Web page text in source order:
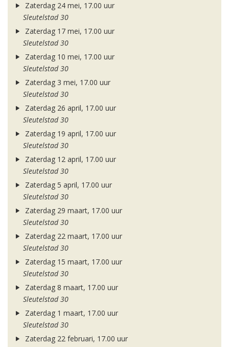
Zaterdag 24 mei, 17.00 uur
Sleutelstad 30
Zaterdag 17 mei, 17.00 uur
Sleutelstad 30
Zaterdag 10 mei, 17.00 uur
Sleutelstad 30
Zaterdag 3 mei, 17.00 uur
Sleutelstad 30
Zaterdag 26 april, 17.00 uur
Sleutelstad 30
Zaterdag 19 april, 17.00 uur
Sleutelstad 30
Zaterdag 12 april, 17.00 uur
Sleutelstad 30
Zaterdag 5 april, 17.00 uur
Sleutelstad 30
Zaterdag 29 maart, 17.00 uur
Sleutelstad 30
Zaterdag 22 maart, 17.00 uur
Sleutelstad 30
Zaterdag 15 maart, 17.00 uur
Sleutelstad 30
Zaterdag 8 maart, 17.00 uur
Sleutelstad 30
Zaterdag 1 maart, 17.00 uur
Sleutelstad 30
Zaterdag 22 februari, 17.00 uur